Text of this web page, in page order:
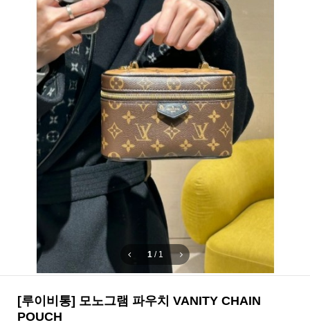
1/ 1
[루이비통] 모노그램 파우치 VANITY CHAIN
POUCH